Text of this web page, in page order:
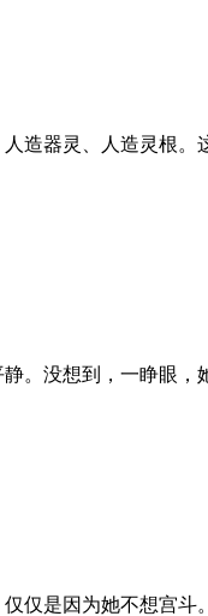
造器灵、人造灵根。
。没想到，一睁眼，
仅是因为她不想宫斗